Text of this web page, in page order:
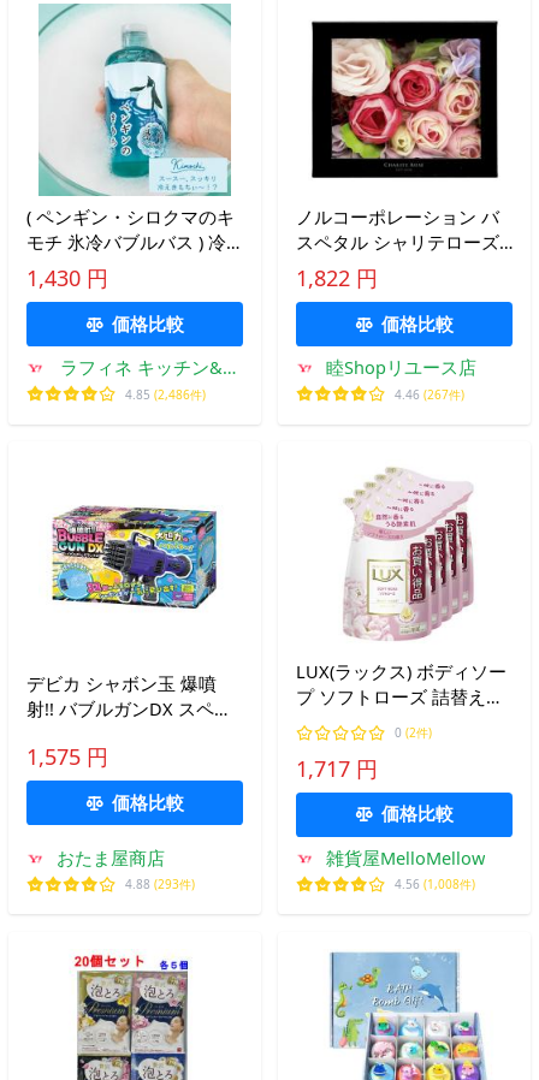
( ペンギン・シロクマのキ
モチ 氷冷バブルバス ) 冷
感 清涼 夏用 暑さ 夏 気温
熱中症 対策 冷感 氷 入浴
1,430 円
価格比較
ラフィネ キッチン&生
活雑貨
4.85 (2,486件)
ノルコーポレーション バ
スペタル シャリテローズ
グロスローズ OB-DRP-1-1
フレーク 60グラム x 1
1,822 円
価格比較
睦Shopリユース店
4.46 (267件)
デビカ シャボン玉 爆噴
射!! バブルガンDX スペー
1,575 円
価格比較
おたま屋商店
4.88 (293件)
LUX(ラックス) ボディソー
プ ソフトローズ 詰替え用
300g×5個 おまけ付き ボデ
ィーソープ 優しいソフト
ローズの香り(香料配合)。
0 (2件)
1,717 円
価格比較
雑貨屋MelloMellow
4.56 (1,008件)